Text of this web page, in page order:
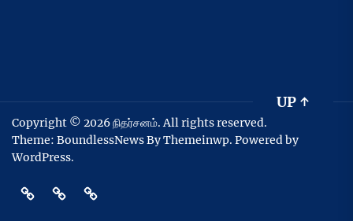
UP ↑
Copyright © 2026நிதர்சனம்.All rights reserved.
Theme: BoundlessNews ByThemeinwp. Powered by
WordPress.
HomePrivacyAthirady